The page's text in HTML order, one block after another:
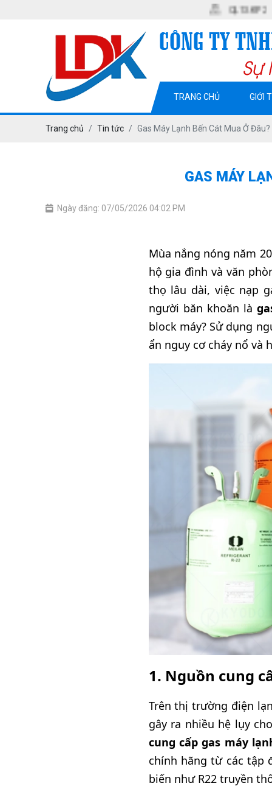
QL13. KP2. P. MỸ
TRANG CHỦ GIỚI
Trang chủ Tin tức Gas Máy Lạnh Bến Cát Mua Ở
GAS MÁY
Ngày đăng: 07/05/2026 04:02 PM
Mùa nắng nóng năm
hộ gia đình và văn
thọ lâu dài, việc nạp
người băn khoăn là
block máy? Sử dụng
ẩn nguy cơ cháy nổ và
1. Nguồn cung
Trên thị trường điện
gây ra nhiều hệ lụy
cung cấp gas máy
chính hãng từ các tập
biến như R22 truyền